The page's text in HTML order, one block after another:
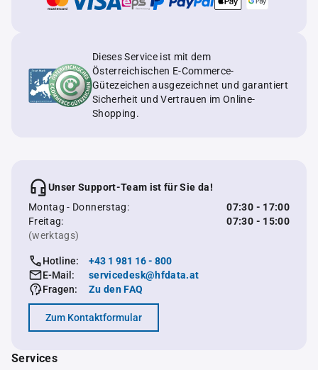
Dieses Service ist mit dem
Österreichischen E-Commerce-
Gütezeichen ausgezeichnet und garantiert
Sicherheit und Vertrauen im Online-
Shopping.
Unser Support-Team ist für Sie da!
Montag - Donnerstag:
07:30 - 17:00
Freitag:
07:30 - 15:00
(werktags)
Hotline:
+43 1 981 16 - 800
E-Mail:
servicedesk@hfdata.at
Fragen:
Zu den FAQ
Zum Kontaktformular
Services